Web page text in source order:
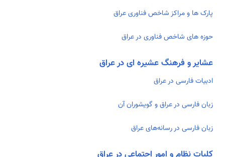
پارک ها و مراکز شاخص فناوری عراق
حوزه های شاخص فناوری در عراق
عشایر و فرهنگ عشیره ای در عراق
ادبیات فارسی در عراق
زبان فارسی در عراق و گویشوران آن
زبان فارسی در رسانه‌های عراق